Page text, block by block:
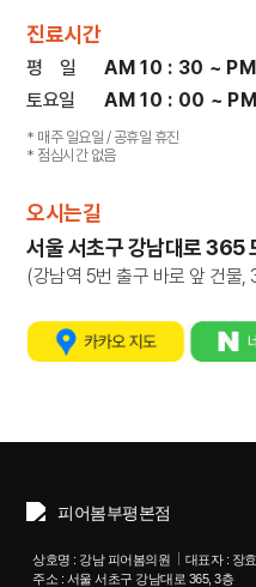
진료시간
평 일
AM 10 : 30 ~
토요일
AM 10 : 00 ~
* 매주 일요일 / 공휴일 휴진
* 점심시간 없음
오시는길
서울 서초구 강남대로 365
(강남역 5번 출구 바로 앞 건물,
상호명 : 강남 피어봄의원
대표자 : 장
주소 : 서울 서초구 강남대로 365, 3층